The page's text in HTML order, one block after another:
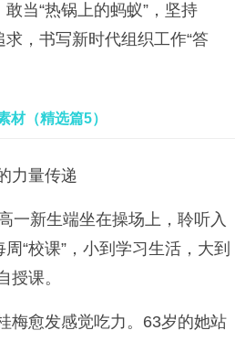
当“热锅上的蚂蚁”，坚持
求，书写新时代组织工作“答
材（精选篇5）
力量传递
一新生端坐在操场上，聆听入
“校课”，小到学习生活，大到
授课。
梅愈发感觉吃力。63岁的她站